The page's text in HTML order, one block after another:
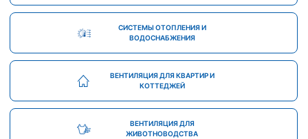
СИСТЕМЫ ОТОПЛЕНИЯ И
ВОДОСНАБЖЕНИЯ
ВЕНТИЛЯЦИЯ ДЛЯ КВАРТИР И
КОТТЕДЖЕЙ
ВЕНТИЛЯЦИЯ ДЛЯ
ЖИВОТНОВОДСТВА